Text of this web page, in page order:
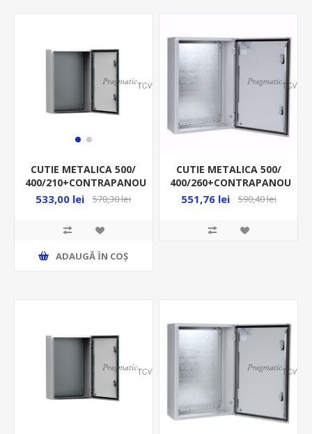
CUTIE METALICA 500/
400/210+CONTRAPANOU
IP66 MAS0504021R5
533,00 lei 570,30 lei
ADAUGĂ ȊN COŞ
CUTIE METALICA 500/
400/260+CONTRAPANOU
IP66 MAS0504026R5
551,76 lei 590,40 lei